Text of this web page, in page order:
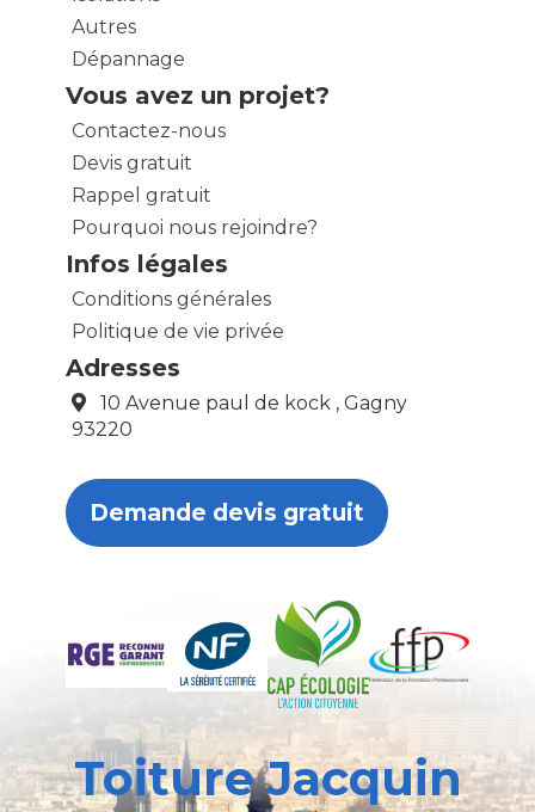
Autres
Dépannage
Vous avez un projet?
Contactez-nous
Devis gratuit
Rappel gratuit
Pourquoi nous rejoindre?
Infos légales
Conditions générales
Politique de vie privée
Adresses
10 Avenue paul de kock , Gagny
93220
Demande devis gratuit
Toiture Jacquin